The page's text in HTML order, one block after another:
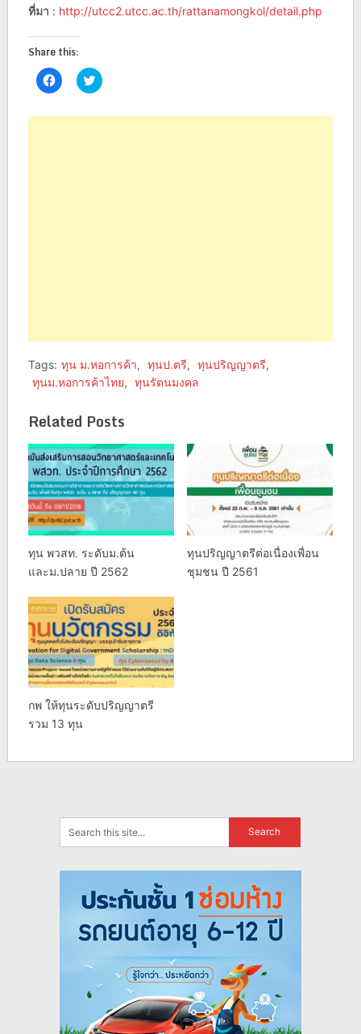
ที่มา : http://utcc2.utcc.ac.th/rattanamongkol/detail.php
Share this:
Click
to
Facebook
Click
to
Twitter
Tags: ทุน ม.หอการค้า, ทุนป.ตรี, ทุนปริญญาตรี,
ทุนม.หอการค้าไทย, ทุนรัตนมงคล
Related Posts
ทุน พวสท. ระดับม.ต้น
และม.ปลาย ปี 2562
ทุนปริญญาตรีต่อเนื่องเพื่อน
ชุมชน ปี 2561
กพ ให้ทุนระดับปริญญาตรี
รวม 13 ทุน